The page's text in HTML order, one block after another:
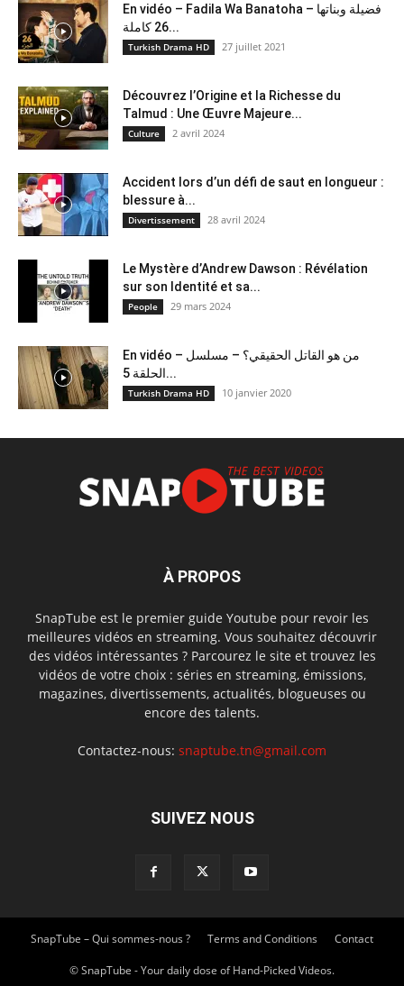
En vidéo – Fadila Wa Banatoha – فضيلة وبناتها
26 كاملة...
Turkish Drama HD 27 juillet 2021
Découvrez l’Origine et la Richesse du
Talmud : Une Œuvre Majeure...
Culture 2 avril 2024
Accident lors d’un défi de saut en longueur :
blessure à...
Divertissement 28 avril 2024
Le Mystère d’Andrew Dawson : Révélation
sur son Identité et sa...
People 29 mars 2024
En vidéo – من هو القاتل الحقيقي؟ – مسلسل
الحلقة 5...
Turkish Drama HD 10 janvier 2020
À PROPOS
SnapTube est le premier guide Youtube pour revoir les
meilleures vidéos en streaming. Vous souhaitez découvrir
des vidéos intéressantes ? Parcourez le site et trouvez les
vidéos de votre choix : séries en streaming, émissions,
magazines, divertissements, actualités, blogueuses ou
encore des talents.
Contactez-nous: snaptube.tn@gmail.com
SUIVEZ NOUS
SnapTube – Qui sommes-nous ? Terms and Conditions Contact
© SnapTube - Your daily dose of Hand-Picked Videos.